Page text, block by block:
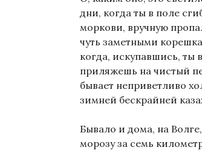
дни, когда ты в поле
моркови, вручную
чуть заметными
когда, искупавшись, ты
приляжешь на чистый
бывает неприветливо
зимней бескрайней
Бывало и дома, на
морозу за семь